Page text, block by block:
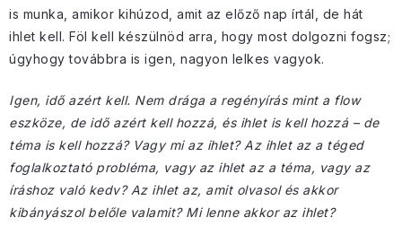
is munka, amikor kihúzod, amit az előző nap írtál, de hát
ihlet kell. Föl kell készülnöd arra, hogy most dolgozni fogsz;
úgyhogy továbbra is igen, nagyon lelkes vagyok.
Igen, idő azért kell. Nem drága a regényírás mint a flow
eszköze, de idő azért kell hozzá, és ihlet is kell hozzá – de
téma is kell hozzá? Vagy mi az ihlet? Az ihlet az a téged
foglalkoztató probléma, vagy az ihlet az a téma, vagy az
íráshoz való kedv? Az ihlet az, amit olvasol és akkor
kibányászol belőle valamit? Mi lenne akkor az ihlet?